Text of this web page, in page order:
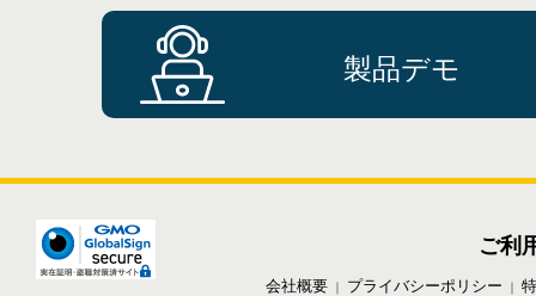
製品デモ
ご利
会社概要｜ プライバシーポリシー ｜